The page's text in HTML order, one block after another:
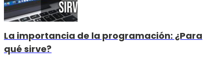
La importancia de la programación: ¿Para
qué sirve?